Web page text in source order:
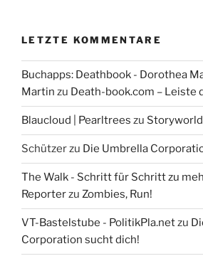
LETZTE KOMMENTARE
Buchapps: Deathbook - Dorothea
Martin zu Death-book.com – Leiste
Blaucloud | Pearltrees zu
Schützerzu Die Umbrella
The Walk - Schritt für Schritt zu
Reporterzu Zombies, Run!
VT-Bastelstube - PolitikPla.netzu
Corporation sucht dich!